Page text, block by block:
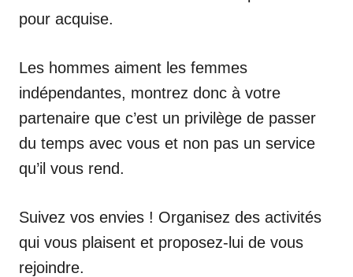
pour acquise.
Les hommes aiment les femmes
indépendantes, montrez donc à votre
partenaire que c’est un privilège de passer
du temps avec vous et non pas un service
qu’il vous rend.
Suivez vos envies ! Organisez des activités
qui vous plaisent et proposez-lui de vous
rejoindre.